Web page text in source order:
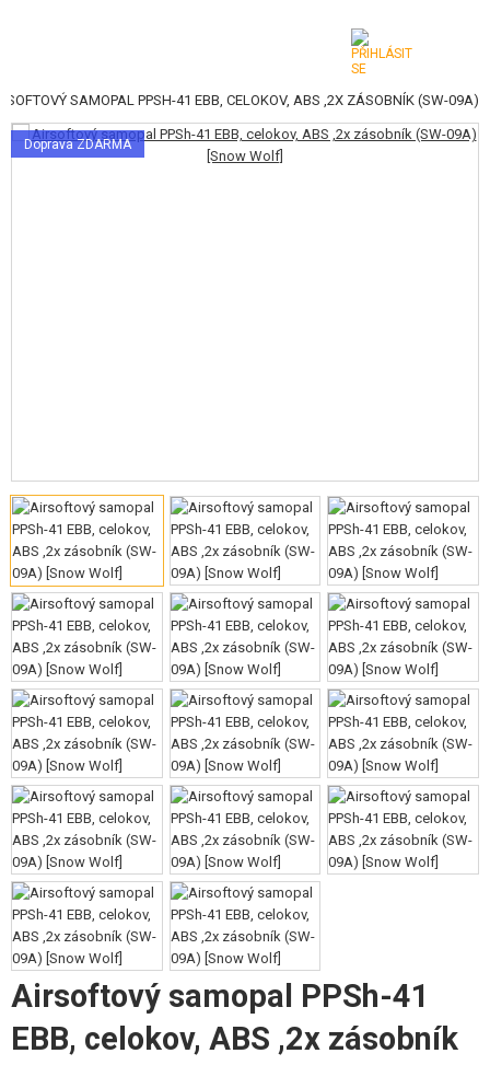
KATEGORIE
AIRSOFTOVÉ ZBRANĚ
VÝSTROJ, UNIFORMY, POUZDRA
MASKOVÁNÍ, BARVY, PÁSKY
VYSÍLAČKY, HEADSETY, KAMERY
DOPLŇKY KE ZBRANÍM, POPRUHY
NÁHRADNÍ DÍLY, UPGRADE
SERVIS A ÚDRŽBA ZBRANÍ
SEBEOBRANA, VÝCVIK, NOŽE
TERČE, STŘELNICE
OUTDOOR A BUSHCRAFT
JÍDLO
STAVEBNICE, MODELY
REKLAMNÍ PŘEDMĚTY
SAMOPAL PPSH-41 EBB, CELOKOV, ABS ,2X ZÁSOBNÍK (SW-09A)
Doprava ZDARMA
Airsoftový samopal PPSh-41
EBB, celokov, ABS ,2x zásobník